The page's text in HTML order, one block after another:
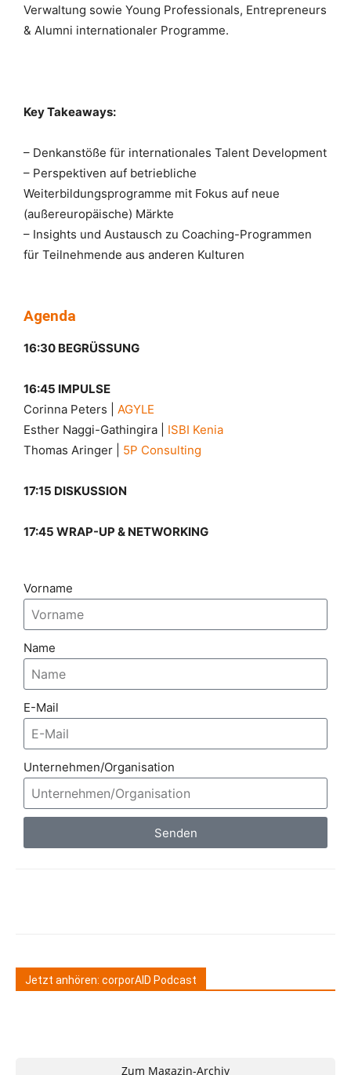
Verwaltung sowie Young Professionals, Entrepreneurs
& Alumni internationaler Programme.
Key Takeaways:
– Denkanstöße für internationales Talent Development
– Perspektiven auf betriebliche
Weiterbildungsprogramme mit Fokus auf neue
(außereuropäische) Märkte
– Insights und Austausch zu Coaching-Programmen
für Teilnehmende aus anderen Kulturen
Agenda
16:30 BEGRÜSSUNG
16:45 IMPULSE
Corinna Peters | AGYLE
Esther Naggi-Gathingira | ISBI Kenia
Thomas Aringer | 5P Consulting
17:15 DISKUSSION
17:45 WRAP-UP & NETWORKING
Vorname
Name
E-Mail
Unternehmen/Organisation
Senden
Jetzt anhören: corporAID Podcast
Zum Magazin-Archiv